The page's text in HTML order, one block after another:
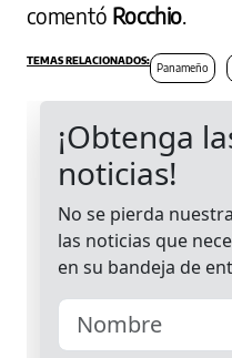
comentó Rocchio
Panameño